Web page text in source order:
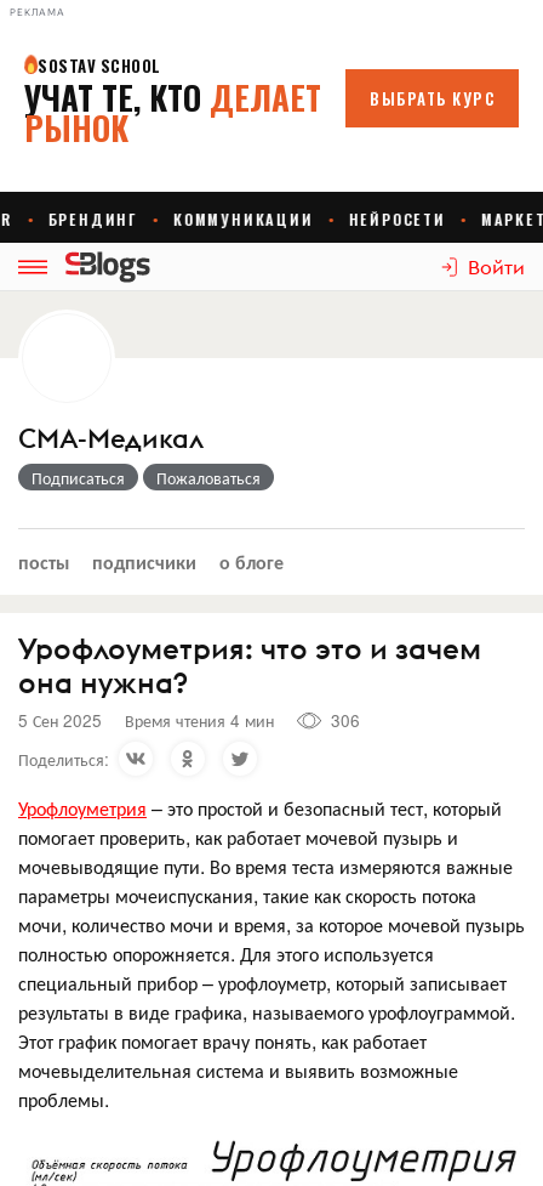
РЕКЛАМА
Войти
СМА-Медикал
Подписаться Пожаловаться
посты подписчики о блоге
Урофлоуметрия: что это и зачем
она нужна?
5 Сен 2025 Время чтения 4 мин
306
Поделиться:
Урофлоуметрия – это простой и безопасный тест, который
помогает проверить, как работает мочевой пузырь и
мочевыводящие пути. Во время теста измеряются важные
параметры мочеиспускания, такие как скорость потока
мочи, количество мочи и время, за которое мочевой пузырь
полностью опорожняется. Для этого используется
специальный прибор – урофлоуметр, который записывает
результаты в виде графика, называемого урофлоуграммой.
Этот график помогает врачу понять, как работает
мочевыделительная система и выявить возможные
проблемы.